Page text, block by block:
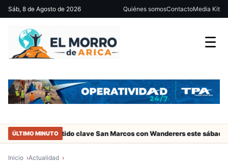
Sáb, 8 de Agosto de 2026 Quiénes somosContactoMedia Kit
☰
ÚLTIMO MINUTO
Partido clave San Marcos con Wanderers este sábado a las
Inicio
Actualidad